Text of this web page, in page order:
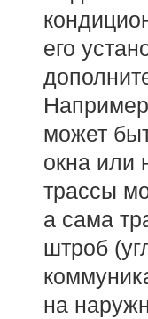
его
может
окна или
трассы
а сама
штроб
на